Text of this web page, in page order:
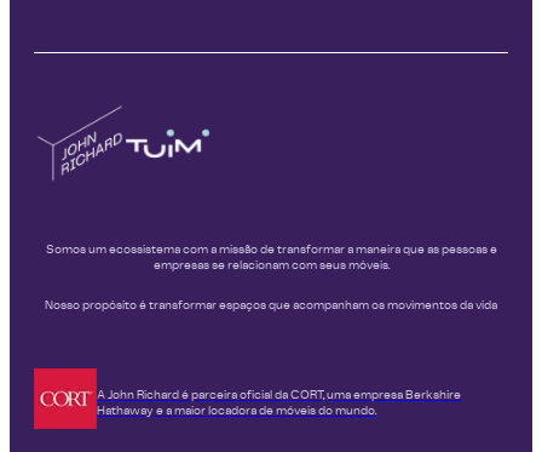
Somos um ecossistema com a missão de transformar a maneira que as pessoas e
empresas se relacionam com seus móveis.
Nosso propósito é transformar espaços que acompanham os movimentos da vida
A John Richard é parceira oficial da CORT, uma empresa Berkshire
Hathaway e a maior locadora de móveis do mundo.